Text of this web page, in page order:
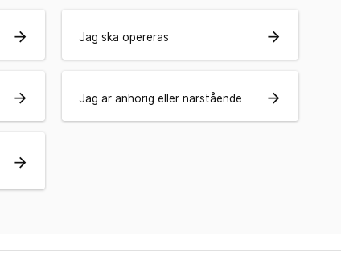
arrow_forward Jag ska opereras arrow_forward
arrow_forward Jag är anhörig eller närstående arrow_forward
arrow_forward